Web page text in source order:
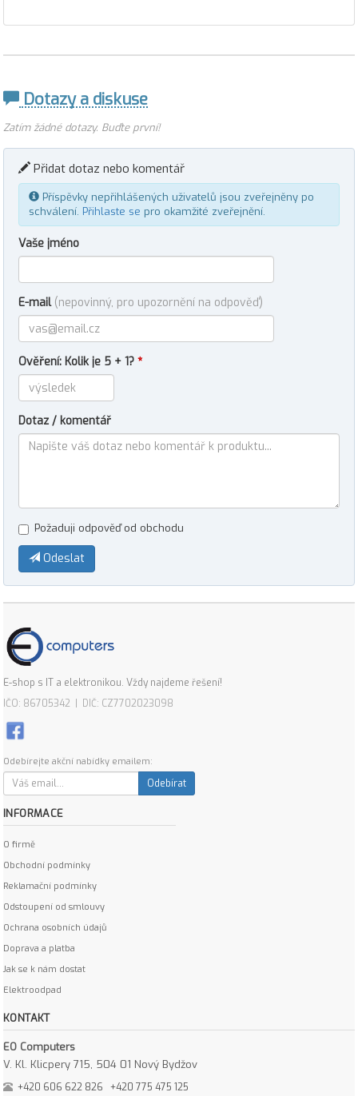
Dotazy a diskuse
Zatím žádné dotazy. Buďte první!
Přidat dotaz nebo komentář
Příspěvky nepřihlášených uživatelů jsou zveřejněny po
schválení. Přihlaste se pro okamžité zveřejnění.
Vaše jméno
E-mail (nepovinný, pro upozornění na odpověď)
Ověření: Kolik je 5 + 1? *
Dotaz / komentář
Požaduji odpověď od obchodu
Odeslat
E-shop s IT a elektronikou. Vždy najdeme řešení!
IČO: 86705342 | DIČ: CZ7702023098
Odebírejte akční nabídky emailem:
Odebírat
INFORMACE
O firmě
Obchodní podmínky
Reklamační podmínky
Odstoupení od smlouvy
Ochrana osobních údajů
Doprava a platba
Jak se k nám dostat
Elektroodpad
KONTAKT
EO Computers
V. Kl. Klicpery 715, 504 01 Nový Bydžov
+420 606 622 826 +420 775 475 125